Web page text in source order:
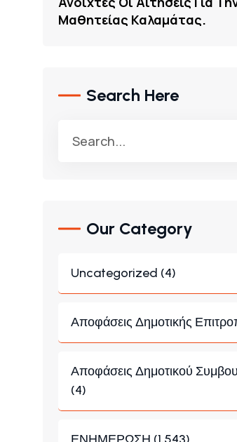
ΜΑΘΗΤΕΊΑΣ ΚΑΛΑΜΆΤΑΣ.
Search Here
Our Category
Uncategorized (4)
Αποφάσεις Δημοτικής
Αποφάσεις Δημοτικού
(4)